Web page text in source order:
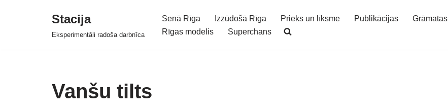
Stacija
Eksperimentāli radoša darbnīca
Senā Rīga Izzūdošā Rīga Prieks un līksme Publikācijas Grāmatas
Rīgas modelis
Superchans
Vanšu tilts